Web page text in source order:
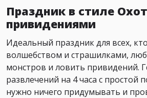
Праздник в стиле
привидениями
Идеальный праздник для всех,
волшебством и страшилками,
монстров и ловить привидений.
развлечений на 4 часа с простой
нужно ничего придумывать и